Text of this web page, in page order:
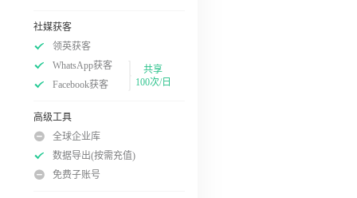
社媒获客
领英获客
WhatsApp获客
Facebook获客
共享
100次/日
高级工具
全球企业库
数据导出(按需充值)
免费子账号